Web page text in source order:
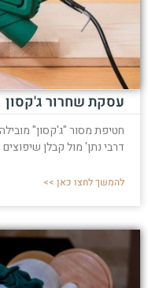
עסקת שחרור ג'קסון
חטיפת מסור "ג'קסון"
דרבי נתן' מול קבלן שיפוצים
להמשך לחצו כאן >>